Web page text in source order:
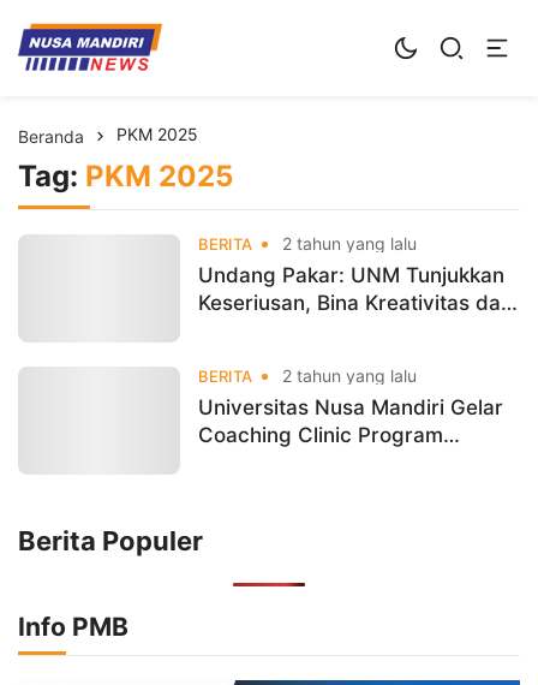
Kampus Digital Bisnis
Universitas Nusa Mandiri
Beranda PKM 2025
Tag: PKM 2025
BERITA 2 tahun yang lalu
Undang Pakar: UNM Tunjukkan
Keseriusan, Bina Kreativitas dan
BERITA 2 tahun yang lalu
Universitas Nusa Mandiri Gelar
Coaching Clinic Program
Berita Populer
Info PMB